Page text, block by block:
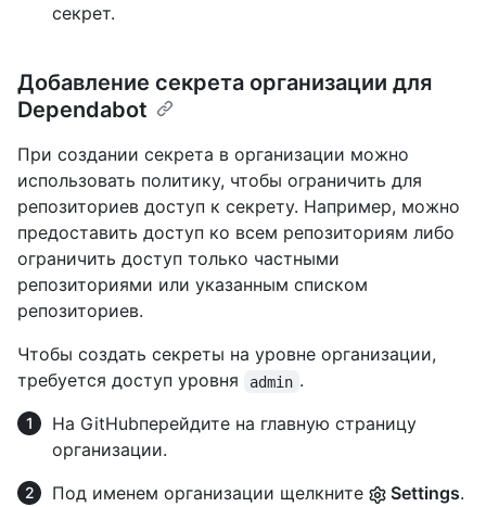
секрет.
Добавление секрета организации для
Dependabot
При создании секрета в организации можно
использовать политику, чтобы ограничить для
репозиториев доступ к секрету. Например, можно
предоставить доступ ко всем репозиториям либо
ограничить доступ только частными
репозиториями или указанным списком
репозиториев.
Чтобы создать секреты на уровне организации,
требуется доступ уровня
admin .
На GitHubперейдите на главную страницу
организации.
Под именем организации щелкните
Settings.